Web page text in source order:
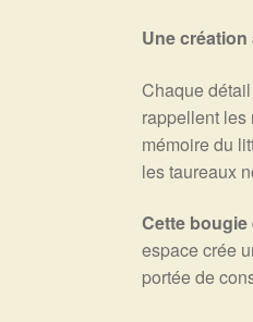
Une création
Chaque
rappellent les
mémoire du
les taureaux
Cette
espace crée
portée de